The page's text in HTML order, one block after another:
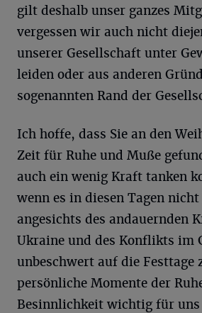
gilt deshalb unser ganzes
vergessen wir auch nicht
unserer Gesellschaft unter
leiden oder aus anderen
sogenannten Rand der
Ich hoffe, dass Sie an den
Zeit für Ruhe und Muße
auch ein wenig Kraft tanken
wenn es in diesen Tagen
angesichts des andauernden
Ukraine und des Konflikts im
unbeschwert auf die Festtage
persönliche Momente der
Besinnlichkeit wichtig für uns